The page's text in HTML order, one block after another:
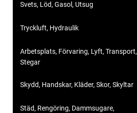
Svets, Löd, Gasol, Utsug
Tryckluft, Hydraulik
Arbetsplats, Förvaring, Lyft, Transport,
Stegar
Skydd, Handskar, Kläder, Skor, Skyltar
Städ, Rengöring, Dammsugare,